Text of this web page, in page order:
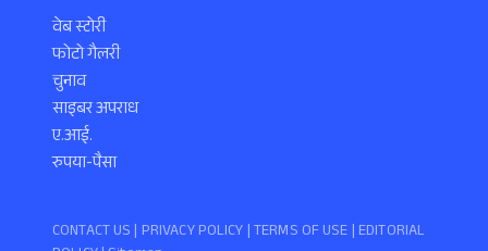
वेब स्टोरी
फोटो गैलरी
चुनाव
साइबर अपराध
ए.आई.
रुपया-पैसा
CONTACT US | PRIVACY POLICY |TERMS OF USE | EDITORIAL